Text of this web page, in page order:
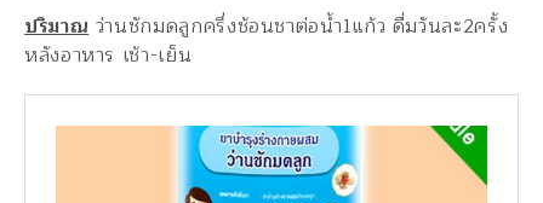
ปริมาณว่านชักมดลูกครึ่งช้อนชาต่อน้ำ1แก้ว ดื่มวันละ2ครั้ง
หลังอาหาร เช้า-เย็น